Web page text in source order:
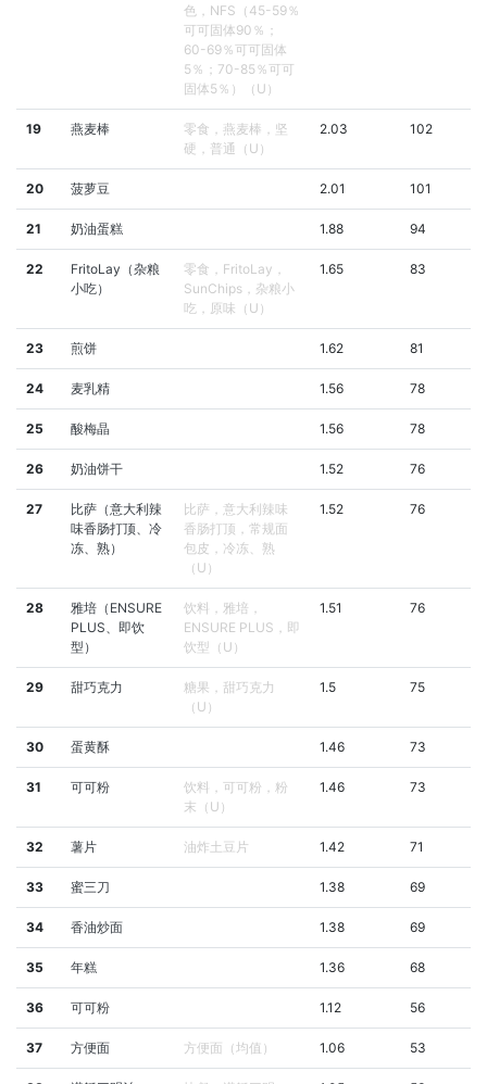
色，NFS（45-59％
可可固体90％；
60-69％可可固体
5％；70-85％可可
固体5％）（U）
19 燕麦棒
零食，燕麦棒，坚
硬，普通（U）
2.03 102
20 菠萝豆 2.01 101
21 奶油蛋糕 1.88 94
22
FritoLay（杂粮
小吃）
零食，FritoLay，
SunChips，杂粮小
吃，原味（U）
1.65 83
23 煎饼 1.62 81
24 麦乳精 1.56 78
25 酸梅晶 1.56 78
26 奶油饼干 1.52 76
27
比萨（意大利辣
味香肠打顶、冷
冻、熟）
比萨，意大利辣味
香肠打顶，常规面
包皮，冷冻、熟
（U）
1.52 76
28
雅培（ENSURE
PLUS、即饮
型）
饮料，雅培，
ENSURE PLUS，即
饮型（U）
1.51 76
29 甜巧克力
糖果，甜巧克力
（U）
1.5 75
30 蛋黄酥 1.46 73
31 可可粉
饮料，可可粉，粉
末（U）
1.46 73
32 薯片 油炸土豆片 1.42 71
33 蜜三刀 1.38 69
34 香油炒面 1.38 69
35 年糕 1.36 68
36 可可粉 1.12 56
37 方便面 方便面（均值） 1.06 53